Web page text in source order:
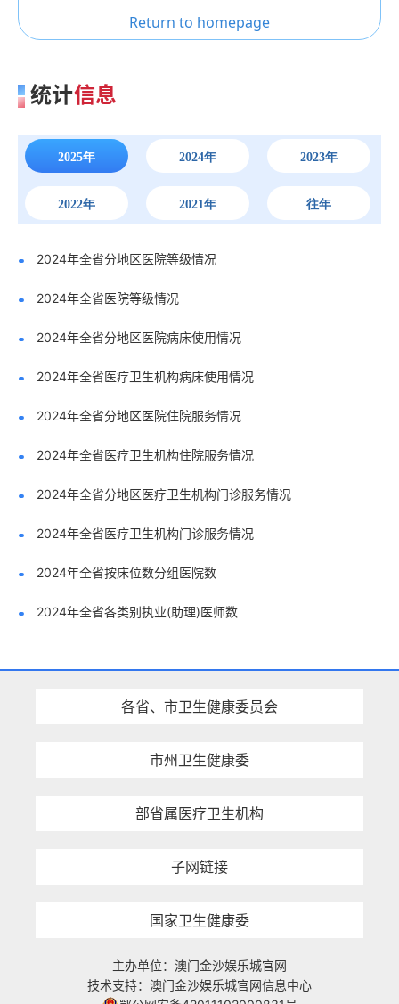
统计信息
2025年 2024年 2023年
2022年 2021年 往年
2024年全省分地区医院等级情况
2024年全省医院等级情况
2024年全省分地区医院病床使用情况
2024年全省医疗卫生机构病床使用情况
2024年全省分地区医院住院服务情况
2024年全省医疗卫生机构住院服务情况
2024年全省分地区医疗卫生机构门诊服务情况
2024年全省医疗卫生机构门诊服务情况
2024年全省按床位数分组医院数
2024年全省各类别执业(助理)医师数
各省、市卫生健康委员会
市州卫生健康委
部省属医疗卫生机构
子网链接
国家卫生健康委
主办单位：澳门金沙娱乐城官网
技术支持：澳门金沙娱乐城官网信息中心